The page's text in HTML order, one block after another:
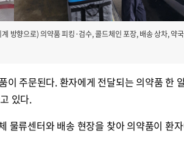
방향으로) 의약품 피킹·검수, 콜드체인 포장, 배송 상차, 약
주문된다. 환자에게 전달되는 의약품 한
있다.
물류센터와 배송 현장을 찾아 의약품이 환